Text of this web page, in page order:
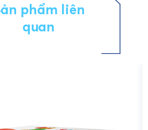
phẩm liên
quan